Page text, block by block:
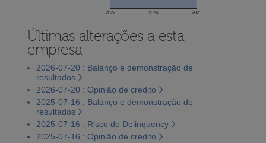
2022 2024 2025
Últimas alterações a esta
empresa
2026-07-20 : Balanço e demonstração de
resultados
2026-07-20 : Opinião de crédito
2025-07-16 : Balanço e demonstração de
resultados
2025-07-16 : Risco de Delinquency
2025-07-16 : Opinião de crédito